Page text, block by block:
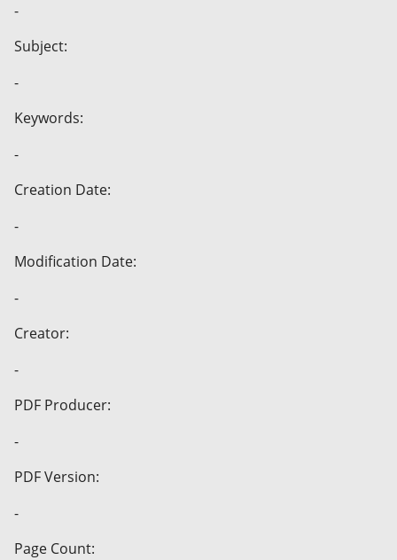
-
Subject:
-
Keywords:
-
Creation Date:
-
Modification Date:
-
Creator:
-
PDF Producer:
-
PDF Version:
-
Page Count: